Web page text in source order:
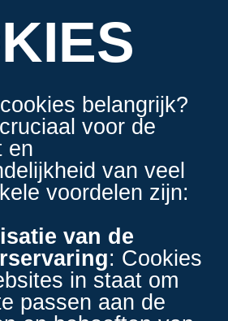
belangrijk?
voor de
en
van veel
voordelen zijn:
van de
: Cookies
in staat om
passen aan de